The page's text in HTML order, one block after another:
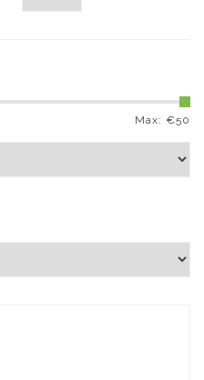
Max: €50